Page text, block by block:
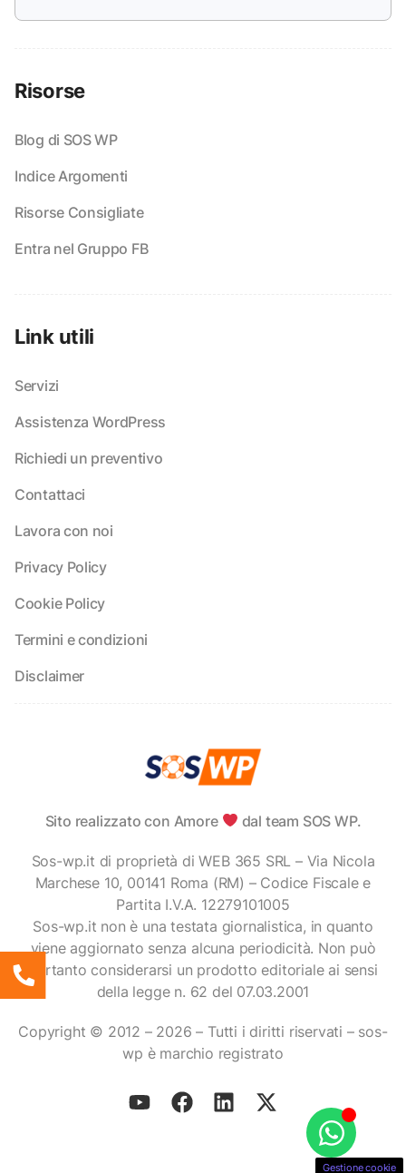
Risorse
Blog di SOS WP
Indice Argomenti
Risorse Consigliate
Entra nel Gruppo FB
Link utili
Servizi
Assistenza WordPress
Richiedi un preventivo
Contattaci
Lavora con noi
Privacy Policy
Cookie Policy
Termini e condizioni
Disclaimer
Sito realizzato con Amore dal team SOS WP.
Sos-wp.it di proprietà di WEB 365 SRL – Via Nicola
Marchese 10, 00141 Roma (RM) – Codice Fiscale e
Partita I.V.A. 12279101005
Sos-wp.it non è una testata giornalistica, in quanto
viene aggiornato senza alcuna periodicità. Non può
pertanto considerarsi un prodotto editoriale ai sensi
della legge n. 62 del 07.03.2001
Copyright © 2012 – 2026 – Tutti i diritti riservati – sos-
wp è marchio registrato
Gestione cookie